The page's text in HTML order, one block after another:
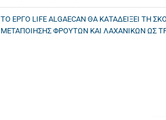
ΤΟ ΕΡΓΟ LIFE ALGAECAN ΘΑ ΚΑΤΑΔΕΙΞΕΙ
ΜΕΤΑΠΟΙΗΣΗΣ ΦΡΟΥΤΩΝ ΚΑΙ ΛΑΧΑΝΙΚΩΝ ΩΣ